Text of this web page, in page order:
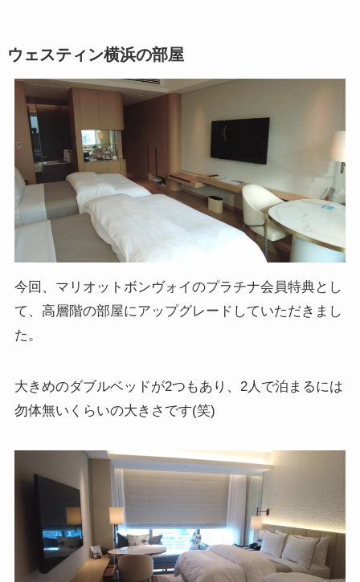
ウェスティン横浜の部屋
今回、マリオットボンヴォイのプラチナ会員特典とし
て、高層階の部屋にアップグレードしていただきまし
た。
大きめのダブルベッドが2つもあり、2人で泊まるには
勿体無いくらいの大きさです(笑)